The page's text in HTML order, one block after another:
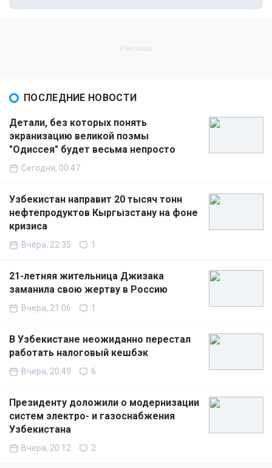
ПОСЛЕДНИЕ НОВОСТИ
Детали, без которых понять
экранизацию великой поэмы
"Одиссея" будет весьма непросто
Сегодня, 00:47
Узбекистан направит 20 тысяч тонн
нефтепродуктов Кыргызстану на фоне
кризиса
Вчера, 22:35 1
21-летняя жительница Джизака
заманила свою жертву в Россию
Вчера, 21:06 1
В Узбекистане неожиданно перестал
работать налоговый кешбэк
Вчера, 20:49 6
Президенту доложили о модернизации
систем электро- и газоснабжения
Узбекистана
Вчера, 20:12 2